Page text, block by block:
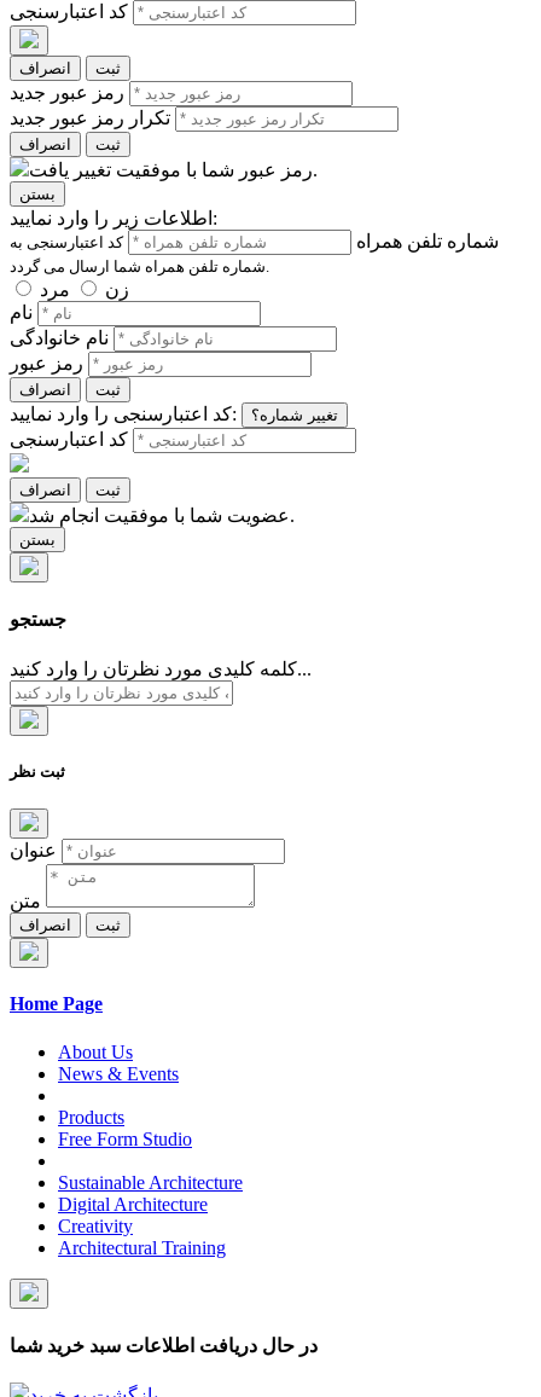
کد اعتبارسنجی
انصراف ثبت
رمز عبور جدید
تکرار رمز عبور جدید
انصراف ثبت
رمز عبور شما با موفقیت تغییر یافت.
بستن
اطلاعات زیر را وارد نمایید:
شماره تلفن همراه
کد اعتبارسنجی به
شماره تلفن همراه شما ارسال می گردد.
زن
مرد
نام
نام خانوادگی
رمز عبور
انصراف ثبت
کد اعتبارسنجی را وارد نمایید: تغییر شماره؟
کد اعتبارسنجی
انصراف ثبت
عضویت شما با موفقیت انجام شد.
بستن
جستجو
کلمه کلیدی مورد نظرتان را وارد کنید...
ثبت نظر
عنوان
متن
انصراف ثبت
Home Page
About Us
News & Events
Products
Free Form Studio
Sustainable Architecture
Digital Architecture
Creativity
Architectural Training
در حال دریافت اطلاعات سبد خرید شما